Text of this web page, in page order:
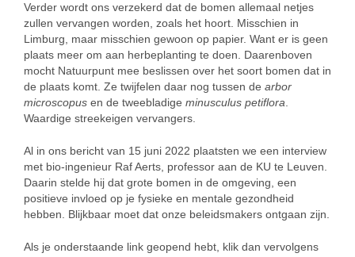
Verder wordt ons verzekerd dat de bomen allemaal netjes
zullen vervangen worden, zoals het hoort. Misschien in
Limburg, maar misschien gewoon op papier. Want er is geen
plaats meer om aan herbeplanting te doen. Daarenboven
mocht Natuurpunt mee beslissen over het soort bomen dat in
de plaats komt. Ze twijfelen daar nog tussen de arbor
microscopus en de tweebladige minusculus petiflora
Waardige streekeigen vervangers.
Al in ons bericht van 15 juni 2022 plaatsten we een interview
met bio-ingenieur Raf Aerts, professor aan de KU te Leuven.
Daarin stelde hij dat grote bomen in de omgeving, een
positieve invloed op je fysieke en mentale gezondheid
hebben. Blijkbaar moet dat onze beleidsmakers ontgaan zijn.
Als je onderstaande link geopend hebt, klik dan vervolgens